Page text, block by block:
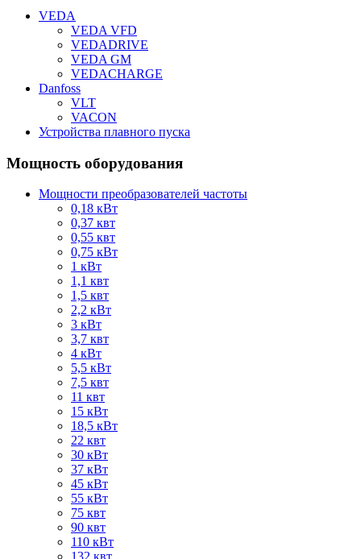
VEDA
VEDA VFD
VEDADRIVE
VEDA GM
VEDACHARGE
Danfoss
VLT
VACON
Устройства плавного пуска
Мощность оборудования
Мощности преобразователей частоты
0,18 кВт
0,37 квт
0,55 квт
0,75 кВт
1 кВт
1,1 квт
1,5 квт
2,2 кВт
3 кВт
3,7 квт
4 кВт
5,5 кВт
7,5 квт
11 квт
15 кВт
18,5 кВт
22 квт
30 кВт
37 кВт
45 кВт
55 кВт
75 квт
90 квт
110 кВт